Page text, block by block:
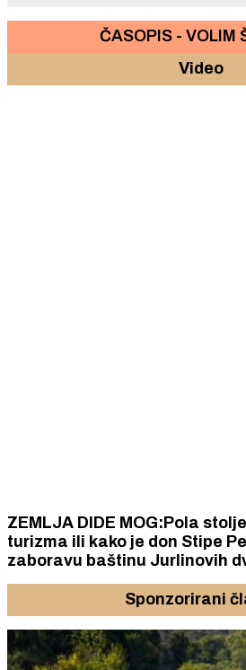
ČASOPIS - VOLIM
Video
ZEMLJA DIDE MOG:Pola
turizma ili kako je don Stipe Perkov oteo
zaboravu baštinu Jurlinovih
Sponzorirani